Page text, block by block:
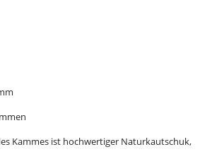
Kammes ist hochwertiger Naturkautschuk,